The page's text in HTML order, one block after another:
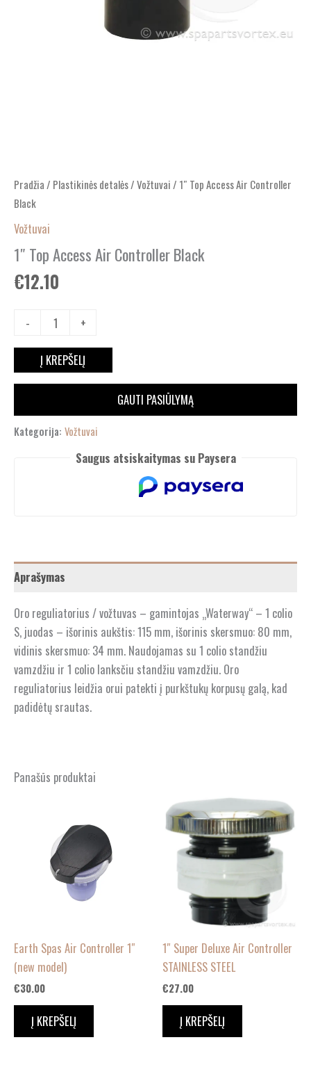
Pradžia / Plastikinės detalės/Vožtuvai / 1″ Top Access Air Controller
Black
Vožtuvai
1″ Top Access Air Controller Black
€12.10
- +
Į KREPŠELĮ
GAUTI PASIŪLYMĄ
Kategorija: Vožtuvai
Saugus atsiskaitymas su Paysera
Aprašymas
Oro reguliatorius / vožtuvas – gamintojas „Waterway“ – 1 colio
S, juodas – išorinis aukštis: 115 mm, išorinis skersmuo: 80 mm,
vidinis skersmuo: 34 mm. Naudojamas su 1 colio standžiu
vamzdžiu ir 1 colio lanksčiu standžiu vamzdžiu. Oro
reguliatorius leidžia orui patekti į purkštukų korpusų galą, kad
padidėtų srautas.
Panašūs produktai
Earth Spas Air Controller 1″
(new model)
€30.00
Į KREPŠELĮ
1″ Super Deluxe Air Controller
STAINLESS STEEL
€27.00
Į KREPŠELĮ